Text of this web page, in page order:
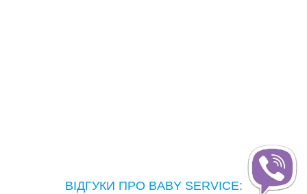
ВІДГУКИ ПРО BABY SERVICE: